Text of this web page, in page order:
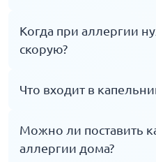
Капельница может
аллергической реакции
аллергии и не дает
Когда при аллергии
скорую?
Если есть отек языка
нарастающая реакция -
анафилаксии. В такой
Что входит в
Состав определяет врач.
инфузионные растворы,
Можно ли поставить
аллергии дома?